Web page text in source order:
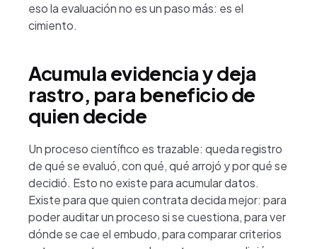
eso la evaluación no es un paso más: es el
cimiento.
Acumula evidencia y deja
rastro, para beneficio de
quien decide
Un proceso científico es trazable: queda registro
de qué se evaluó, con qué, qué arrojó y por qué se
decidió. Esto no existe para acumular datos.
Existe para que quien contrata decida mejor: para
poder auditar un proceso si se cuestiona, para ver
dónde se cae el embudo, para comparar criterios